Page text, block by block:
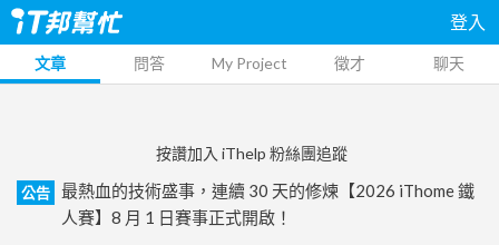
登入
文章 問答 My Project 徵才 聊天
按讚加入 iThelp 粉絲團追蹤
公告
最熱血的技術盛事，連續 30 天的修煉【2026 iThome 鐵
人賽】8 月 1 日賽事正式開啟！